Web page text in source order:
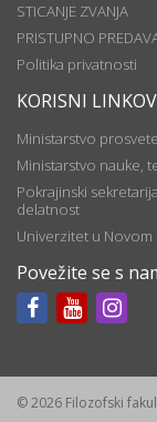
STICANJE ZVANJA
PRISTUPNO
Politika privatnosti
KORISNI
Ministarstvo prosvete
Ministarstvo nauke,
Pokrajinski
delatnost
Univerzitet u Novom
Povežite se s
© 2026 Filozofski